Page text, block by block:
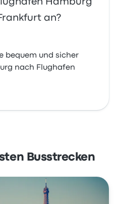
Hamburg
an?
bequem und sicher
nach Flughafen
Busstrecken